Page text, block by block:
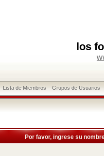
los
Lista de Miembros Grupos de Usuarios
Por favor, ingrese su